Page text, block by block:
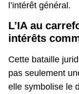
l’intérêt général.
L’IA au
intérêts
Cette bataille
pas seulement
elle symbolise le